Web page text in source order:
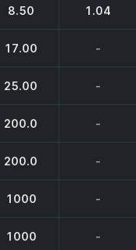
8.50 1.04
17.00 -
25.00 -
200.0 -
200.0 -
1000 -
1000 -